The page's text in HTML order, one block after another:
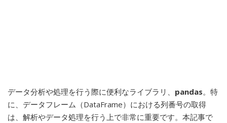
データ分析や処理を行う際に便利なライブラリ、 pandas。特
に、データフレーム（DataFrame）における列番号の取得
は、解析やデータ処理を行う上で非常に重要です。本記事で